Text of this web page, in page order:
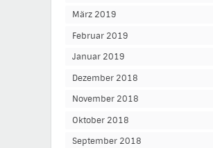
März 2019
Februar 2019
Januar 2019
Dezember 2018
November 2018
Oktober 2018
September 2018